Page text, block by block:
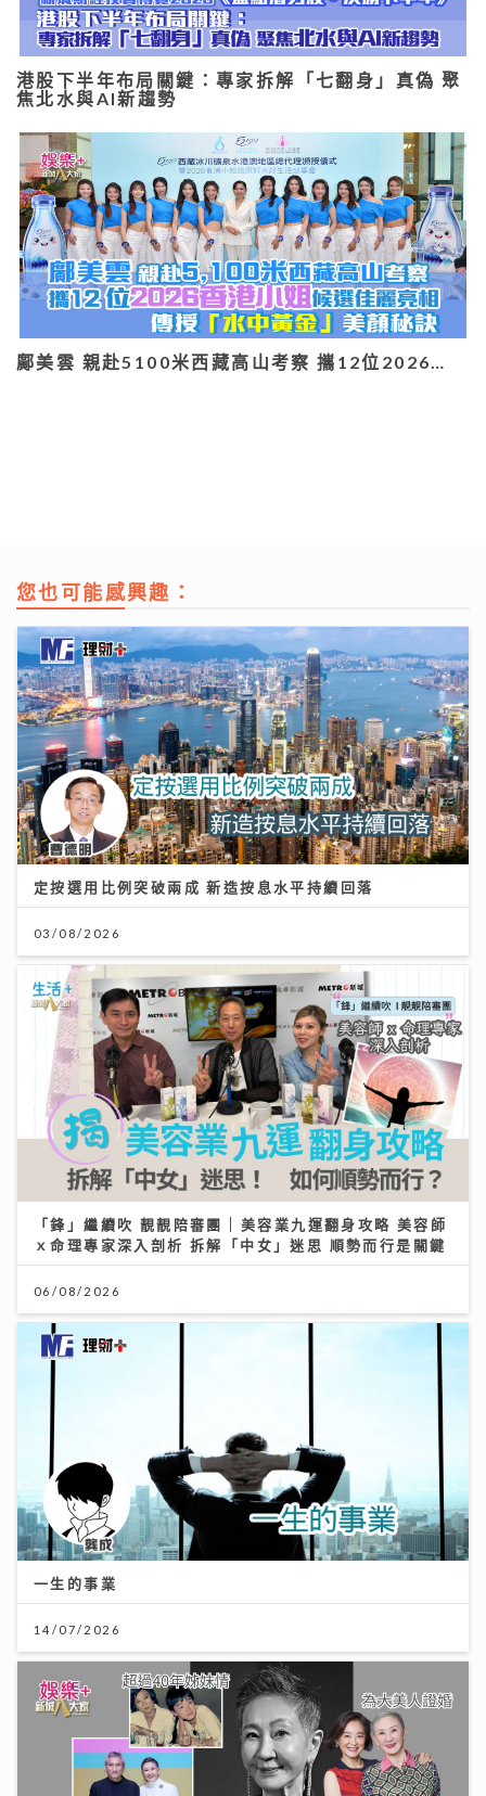
港股下半年布局關鍵：專家拆解「七翻身」真偽 聚
焦北水與AI新趨勢
鄺美雲 親赴5100米西藏高山考察 攜12位2026…
您也可能感興趣：
定按選用比例突破兩成 新造按息水平持續回落
03/08/2026
「鋒」繼續吹 靚靚陪審團 | 美容業九運翻身攻略 美容師
ｘ命理專家深入剖析 拆解「中女」迷思 順勢而行是關鍵
06/08/2026
一生的事業
14/07/2026